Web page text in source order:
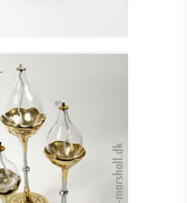
I GLAS -
LILLE
Se detajler